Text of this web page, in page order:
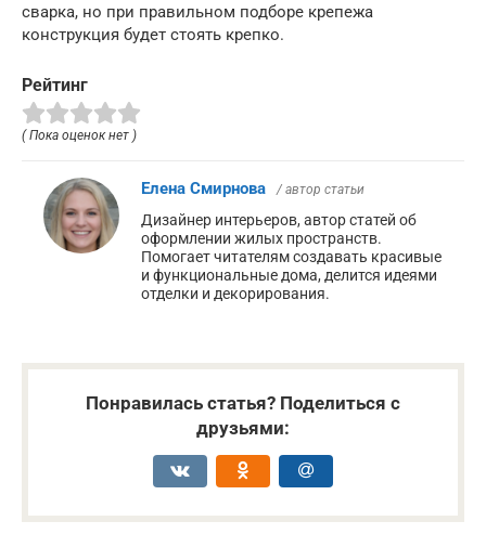
сварка, но при правильном подборе крепежа
конструкция будет стоять крепко.
Рейтинг
( Пока оценок нет )
Елена Смирнова / автор статьи
Дизайнер интерьеров, автор статей об
оформлении жилых пространств.
Помогает читателям создавать красивые
и функциональные дома, делится идеями
отделки и декорирования.
Понравилась статья? Поделиться с
друзьями: